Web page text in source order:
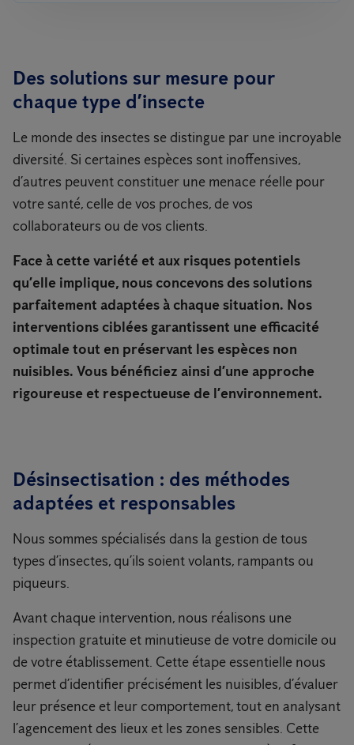
Des solutions sur mesure pour
chaque type d’insecte
Le monde des insectes se distingue par une incroyable
diversité. Si certaines espèces sont inoffensives,
d’autres peuvent constituer une menace réelle pour
votre santé, celle de vos proches, de vos
collaborateurs ou de vos clients.
Face à cette variété et aux risques potentiels
qu’elle implique, nous concevons des solutions
parfaitement adaptées à chaque situation. Nos
interventions ciblées garantissent une efficacité
optimale tout en préservant les espèces non
nuisibles. Vous bénéficiez ainsi d’une approche
rigoureuse et respectueuse de l’environnement.
Désinsectisation : des méthodes
adaptées et responsables
Nous sommes spécialisés dans la gestion de tous
types d’insectes, qu’ils soient volants, rampants ou
piqueurs.
Avant chaque intervention, nous réalisons une
inspection gratuite et minutieuse de votre domicile ou
de votre établissement. Cette étape essentielle nous
permet d’identifier précisément les nuisibles, d’évaluer
leur présence et leur comportement, tout en analysant
l’agencement des lieux et les zones sensibles. Cette